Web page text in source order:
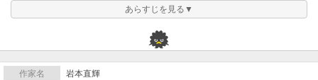
あらすじを見る▼
作家名
岩本直輝